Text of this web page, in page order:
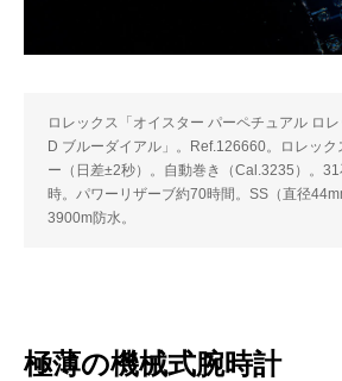
ロレックス「オイスター パーペチュアル ロ
D ブルーダイアル」。Ref.126660。ロレック
ー（日差±2秒）。自動巻き（Cal.3235）。
時。パワーリザーブ約70時間。SS（直径
3900m防水。
極薄の機械式腕時計